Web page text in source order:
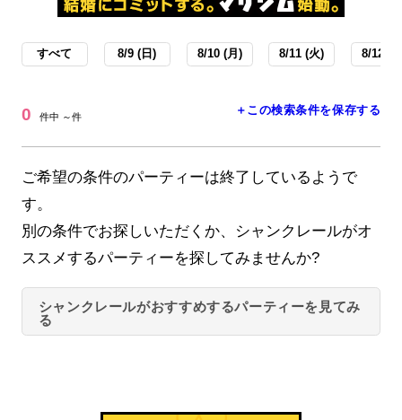
すべて 8/9 (日) 8/10 (月) 8/11 (火) 8/12 (
0 件中 ～件 ＋この検索条件を保存する
ご希望の条件のパーティーは終了しているようで
す。
別の条件でお探しいただくか、シャンクレールがオ
ススメするパーティーを探してみませんか?
シャンクレールがおすすめするパーティーを見てみ
る